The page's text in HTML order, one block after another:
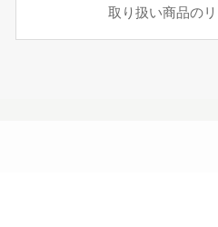
取り扱い商品の